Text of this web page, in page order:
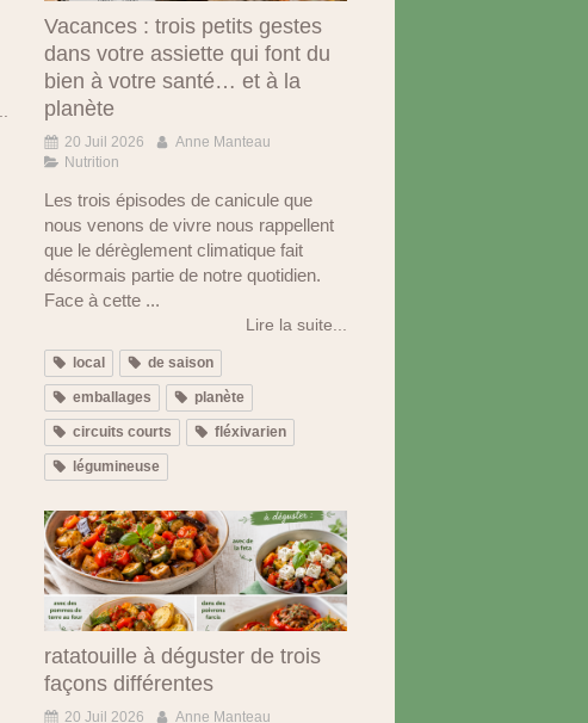
Vacances : trois petits gestes
dans votre assiette qui font du
bien à votre santé… et à la
planète
20 Juil 2026
Anne Manteau
Nutrition
Les trois épisodes de canicule que
nous venons de vivre nous rappellent
que le dérèglement climatique fait
désormais partie de notre quotidien.
Face à cette ...
Lire la suite...
local de saison
emballages planète
circuits courts fléxivarien
légumineuse
ratatouille à déguster de trois
façons différentes
20 Juil 2026
Anne Manteau